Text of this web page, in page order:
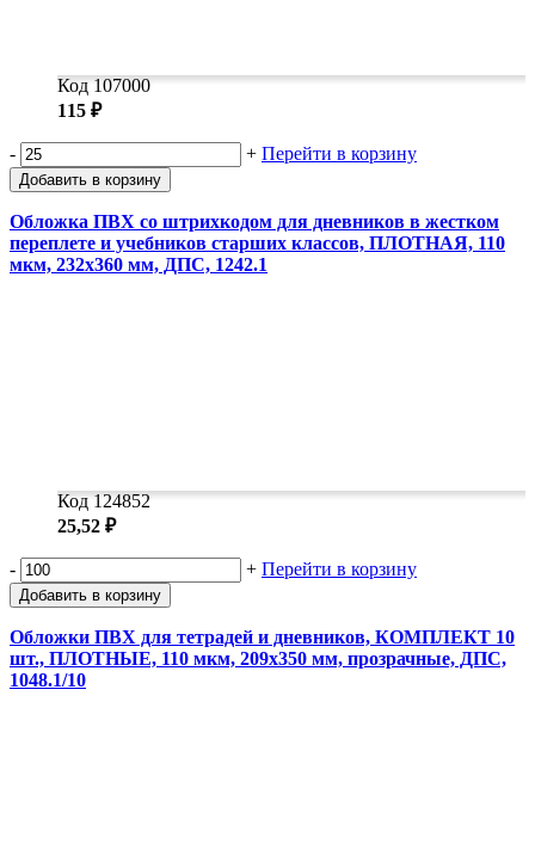
Код 107000
115 ₽
- + Перейти в корзину
Добавить в корзину
Обложка ПВХ со штрихкодом для дневников в жестком
переплете и учебников старших классов, ПЛОТНАЯ, 110
мкм, 232х360 мм, ДПС, 1242.1
Код 124852
25,52 ₽
- + Перейти в корзину
Добавить в корзину
Обложки ПВХ для тетрадей и дневников, КОМПЛЕКТ 10
шт., ПЛОТНЫЕ, 110 мкм, 209х350 мм, прозрачные, ДПС,
1048.1/10